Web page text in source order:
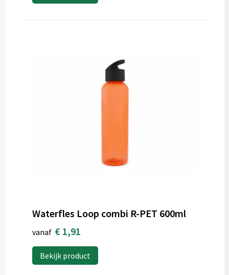
Waterfles Loop combi R-PET 600ml
vanaf € 1,91
Bekijk product